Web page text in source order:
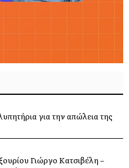
για την απώλεια της
Γιώργο Κατσιβέλη –